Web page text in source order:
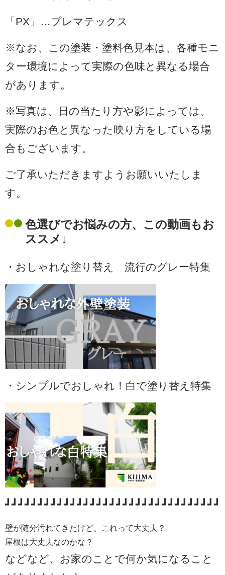
「PX」…プレマテックス
※なお、この塗装・塗料色見本は、各種モニ
ター環境によって実際の色味と異なる場合
があります。
※写真は、日の当たり方や影によっては、
実際のお色と異なった映り方をしている場
合もございます。
ご了承いただきますようお願いいたしま
す。
色選びでお悩みの方、この動画もお
ススメ↓
・おしゃれな塗り替え 流行のグレー特集
・シンプルでおしゃれ！白で塗り替え特集
壁が随分汚れてきたけど、これって大丈夫？
屋根は大丈夫なのかな？
などなど、お家のことで何か気になること